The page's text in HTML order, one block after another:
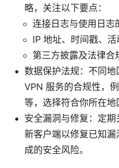
略，关注以下要点：
连接日志与使用日志
IP 地址、时间戳、
第三方披露及法律合
数据保护法规：不同
VPN 服务的合规性，
等，选择符合你所在地
安全漏洞与修复：定
新客户端以修复已知
成的安全风险。